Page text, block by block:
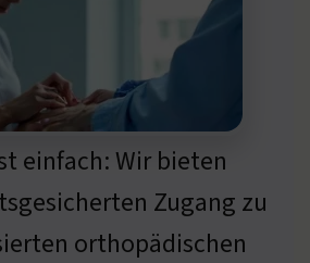
einfach: Wir bieten
Zugang zu
orthopädischen